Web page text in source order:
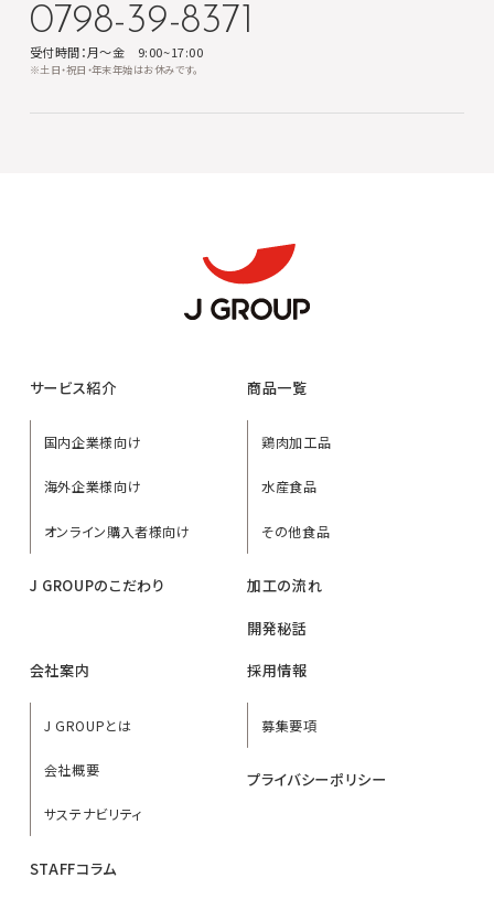
0798-39-8371
受付時間：月～金 9:00~17:00
※土日・祝日・年末年始はお休みです。
サービス紹介
国内企業様向け
海外企業様向け
オンライン購入者様向け
J GROUPのこだわり
商品一覧
鶏肉加工品
水産食品
その他食品
加工の流れ
開発秘話
会社案内
J GROUPとは
会社概要
サステナビリティ
STAFFコラム
採用情報
募集要項
プライバシーポリシー